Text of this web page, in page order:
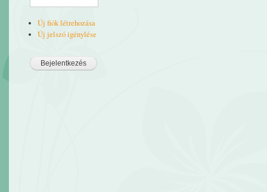
Új fiók létrehozása
Új jelszó igénylése